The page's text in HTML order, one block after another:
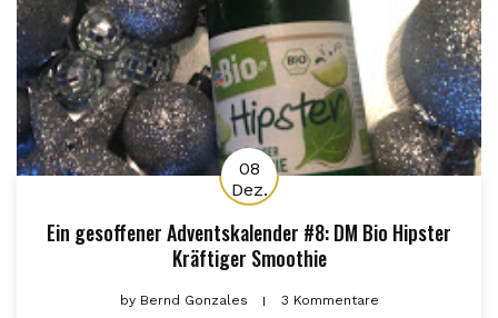
08
Dez.
Ein gesoffener Adventskalender #8: DM Bio Hipster
Kräftiger Smoothie
byBernd Gonzales 3 Kommentare